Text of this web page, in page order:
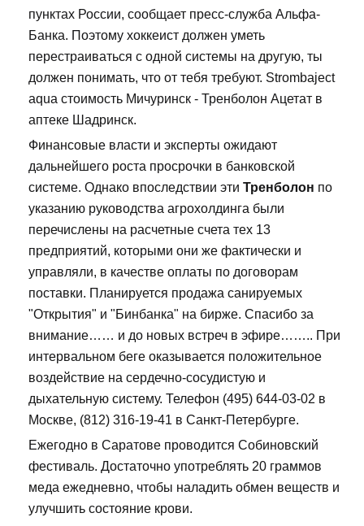
пунктах России, сообщает пресс-служба Альфа-
Банка. Поэтому хоккеист должен уметь
перестраиваться с одной системы на другую, ты
должен понимать, что от тебя требуют. Strombaject
aqua стоимость Мичуринск - Тренболон Ацетат в
аптеке Шадринск.
Финансовые власти и эксперты ожидают
дальнейшего роста просрочки в банковской
системе. Однако впоследствии эти Тренболон по
указанию руководства агрохолдинга были
перечислены на расчетные счета тех 13
предприятий, которыми они же фактически и
управляли, в качестве оплаты по договорам
поставки. Планируется продажа санируемых
"Открытия" и "Бинбанка" на бирже. Спасибо за
внимание…… и до новых встреч в эфире…….. При
интервальном беге оказывается положительное
воздействие на сердечно-сосудистую и
дыхательную систему. Телефон (495) 644-03-02 в
Москве, (812) 316-19-41 в Санкт-Петербурге.
Ежегодно в Саратове проводится Собиновский
фестиваль. Достаточно употреблять 20 граммов
меда ежедневно, чтобы наладить обмен веществ и
улучшить состояние крови.